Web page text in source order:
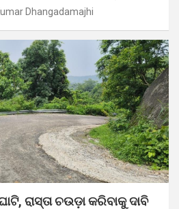
Dhangadamajhi
ରାସ୍ତା ଚଉଡ଼ା କରିବାକୁ ଦାବି